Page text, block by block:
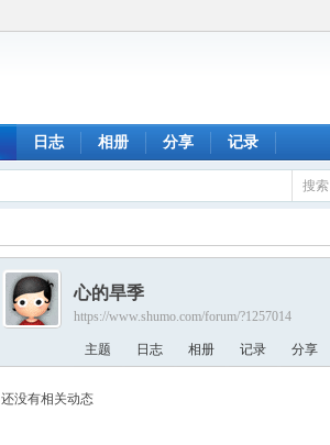
日志 相册 分享 记录
搜索
心的旱季
https://www.shumo.com/forum/?1257014
主题 日志 相册 记录 分享
还没有相关动态